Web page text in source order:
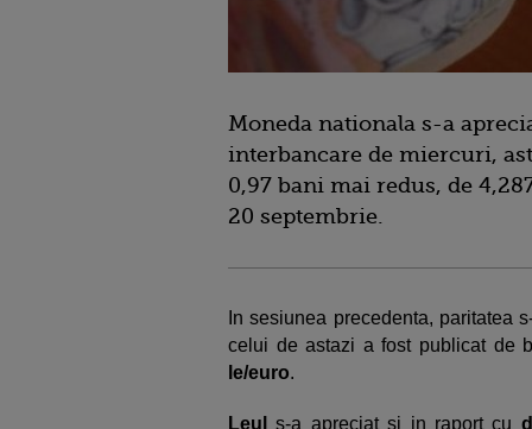
Moneda nationala s-a
interbancare de miercuri,
0,97 bani mai redus, de
20 septembrie.
In sesiunea precedenta, paritatea
celui de astazi a fost publicat de
le/euro.
Leuls-a apreciat si in raport cu